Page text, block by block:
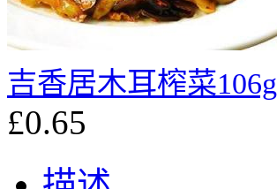
吉香居木耳榨菜106g
£0.65